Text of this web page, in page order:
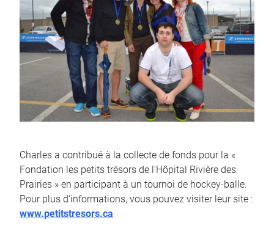
Charles a contribué à la collecte de fonds pour la «
Fondation les petits trésors de l'Hôpital Rivière des
Prairies » en participant à un tournoi de hockey-balle.
Pour plus d'informations, vous pouvez visiter leur site :
www.petitstresors.ca